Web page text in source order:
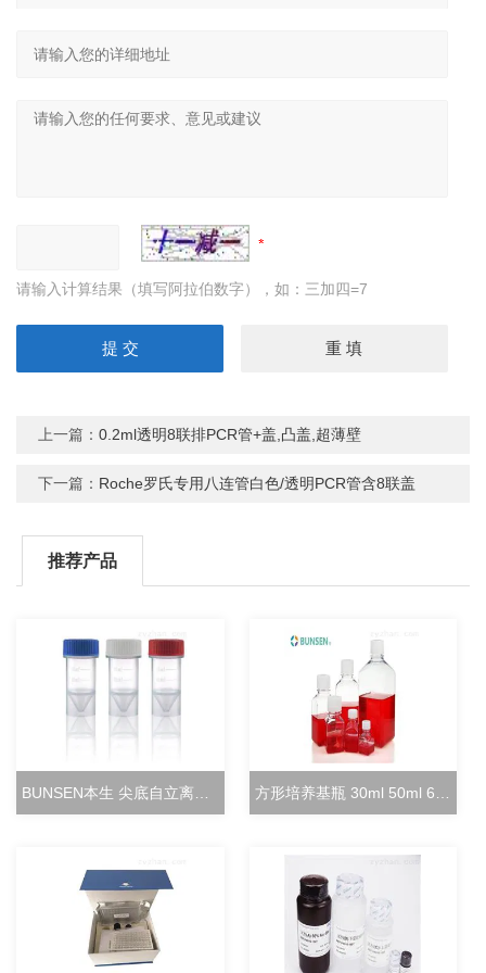
请输入计算结果（填写阿拉伯数字），如：三加四=7
上一篇：0.2ml透明8联排PCR管+盖,凸盖,超薄壁
下一篇： Roche罗氏专用八连管白色/透明PCR管含8联盖
推荐产品